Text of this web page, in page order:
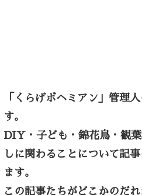
「くらげボヘミアン」管理
す。
DIY・子ども・錦花鳥・観
しに関わることについて記
ます。
この記事たちがどこかのだ